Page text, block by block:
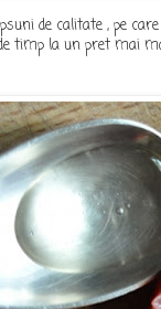
de calitate , pe
timp la un pret mai